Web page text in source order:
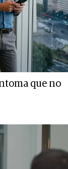
que no